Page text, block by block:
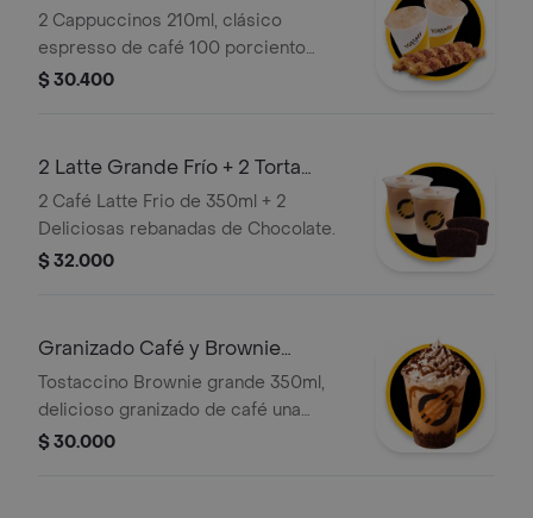
Palito Queso
2 Cappuccinos 210ml, clásico
espresso de café 100 porciento
colombiano, con la proporción
2 Deliciosos Palitos de Queso (110 gr),
con relleno de queso.
$ 30.400
2 Latte Grande Frío + 2 Torta
Chocolate
2 Café Latte Frio de 350ml + 2
Deliciosas rebanadas de Chocolate.
$ 32.000
Granizado Café y Brownie
Grande
Tostaccino Brownie grande 350ml,
delicioso granizado de café una
mezcla de café 100 porciento
$ 30.000